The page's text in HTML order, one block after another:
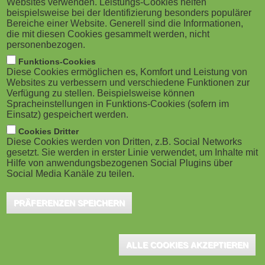
M
o
b
i
l
e
)
g
a
o
n
im eLearning. Das belegt der Q4 2023 Global
Workplace Learning Index der Online Lernplattform
Udemy. Interessant ist zum Beispiel, dass das
Interesse an KI von Kursen zum reinen Verständnis
der Technologie zu Kursen über die Entwicklung
eigener Modelle und deren Anwendung am
Arbeitsplatz zunimmt. Der vierteljährliche Bericht
beleuchtet auf Basis von 16.000 Udemy Business-
Kunden weltweit, welche technologischen und
beruflichen Fähigkeiten besonders gefragt sind.
"2023 hat mit Trends rund um generative KI, hybride Arbeit, den
sowohl in Bezug auf technologische als auch auf
Websites verwenden. Leistungs-Cookies helfen
beispielsweise bei der Identifizierung besonders populärer
Bereiche einer Website. Generell sind die Informationen,
die mit diesen Cookies gesammelt werden, nicht
personenbezogen.
Funktions-Cookies
Diese Cookies ermöglichen es, Komfort und Leistung von
Websites zu verbessern und verschiedene Funktionen zur
Verfügung zu stellen. Beispielsweise können
Spracheinstellungen in Funktions-Cookies (sofern im
Einsatz) gespeichert werden.
Cookies Dritter
Diese Cookies werden von Dritten, z.B. Social Networks
gesetzt. Sie werden in erster Linie verwendet, um Inhalte mit
Hilfe von anwendungsbezogenen Social Plugins über
Social Media Kanäle zu teilen.
PRÄFERENZEN SPEICHERN
ALLE COOKIES AKZEPTIEREN